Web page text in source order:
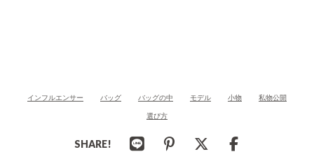
インフルエンサー バッグ バッグの中 モデル 小物 私物公開
選び方
SHARE!